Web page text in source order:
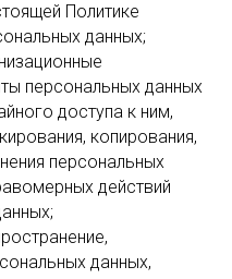
Политике
данных;
персональных данных
доступа к ним,
копирования,
персональных
действий
данных,